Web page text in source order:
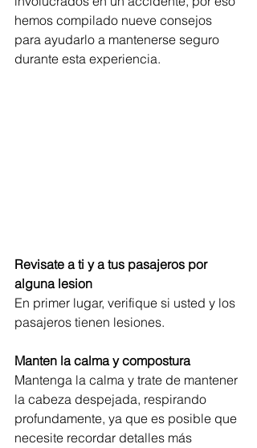
hemos compilado nueve consejos
para ayudarlo a mantenerse seguro
durante esta experiencia.
Revisate a ti y a tus pasajeros por
alguna lesion
En primer lugar, verifique si usted y los
pasajeros tienen lesiones.
Manten la calma y compostura
Mantenga la calma y trate de mantener
la cabeza despejada, respirando
profundamente, ya que es posible que
necesite recordar detalles más